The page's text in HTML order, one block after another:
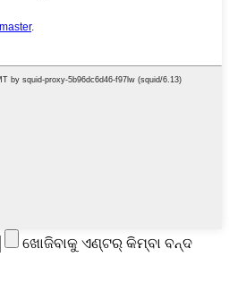
ଖୋଜିବାକୁ ଏଣ୍ଟର୍ କିମ୍ବା ବନ୍ଦ